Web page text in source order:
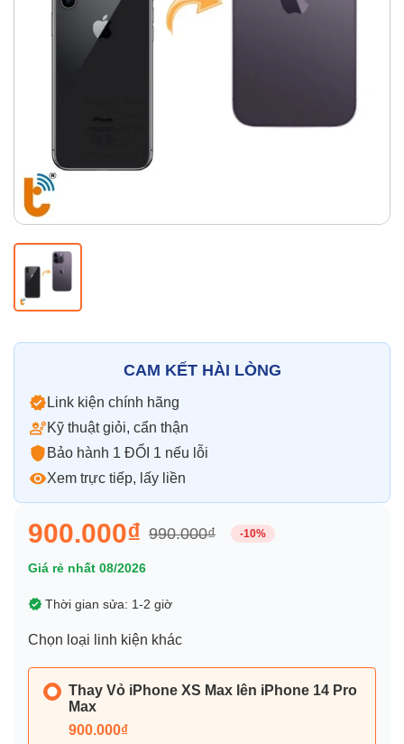
Thay pin
Vỏ iPhone
CAM KẾT HÀI LÒNG
Link kiện chính hãng
Kỹ thuật giỏi, cẩn thận
Bảo hành 1 ĐỔI 1 nếu lỗi
Xem trực tiếp, lấy liền
900.000₫ 990.000₫ -10%
Giá rẻ nhất 08/2026
Thời gian sửa: 1-2 giờ
Chọn loại linh kiện khác
Thay Vỏ iPhone XS Max lên iPhone 14 Pro
Max
900.000₫